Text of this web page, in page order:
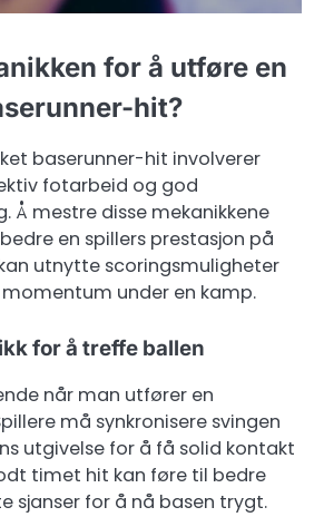
for å utføre en
hit?
baserunner-hit involverer
fotarbeid og god
Å mestre disse mekanikkene
en spillers prestasjon på
utnytte scoringsmuligheter
under en kamp.
for å treffe ballen
når man utfører en
må synkronisere svingen
utgivelse for å få solid kontakt
timet hit kan føre til bedre
sjanser for å nå basen trygt.